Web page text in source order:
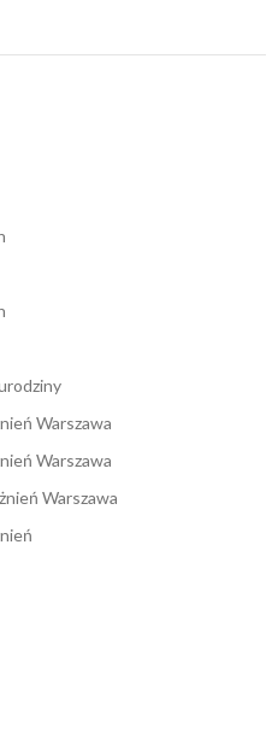
Warszawa
Warszawa
Warszawa